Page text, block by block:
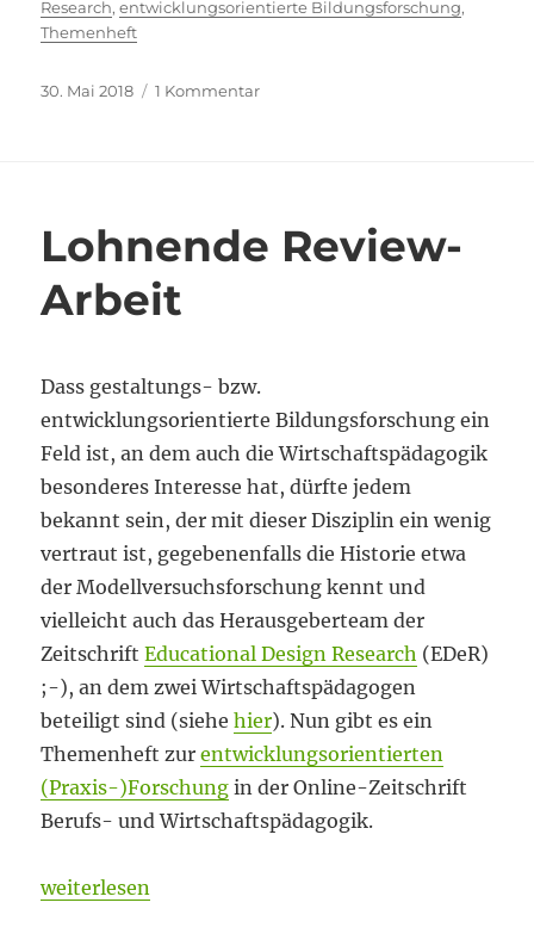
Research,entwicklungsorientierte Bildungsforschung,
Themenheft
Veröffentlicht
30. Mai 2018 1 Kommentarzu
Lohnende Review-
Arbeit
Dass gestaltungs- bzw.
entwicklungsorientierte Bildungsforschung ein
Feld ist, an dem auch die Wirtschaftspädagogik
besonderes Interesse hat, dürfte jedem
bekannt sein, der mit dieser Disziplin ein wenig
vertraut ist, gegebenenfalls die Historie etwa
der Modellversuchsforschung kennt und
vielleicht auch das Herausgeberteam der
ZeitschriftEducational Design Research (EDeR)
;-), an dem zwei Wirtschaftspädagogen
beteiligt sind (siehehier). Nun gibt es ein
Themenheft zurentwicklungsorientierten
(Praxis-)Forschung in der Online-Zeitschrift
Berufs- und Wirtschaftspädagogik.
„Lohnende Review-Arbeit“
weiterlesen